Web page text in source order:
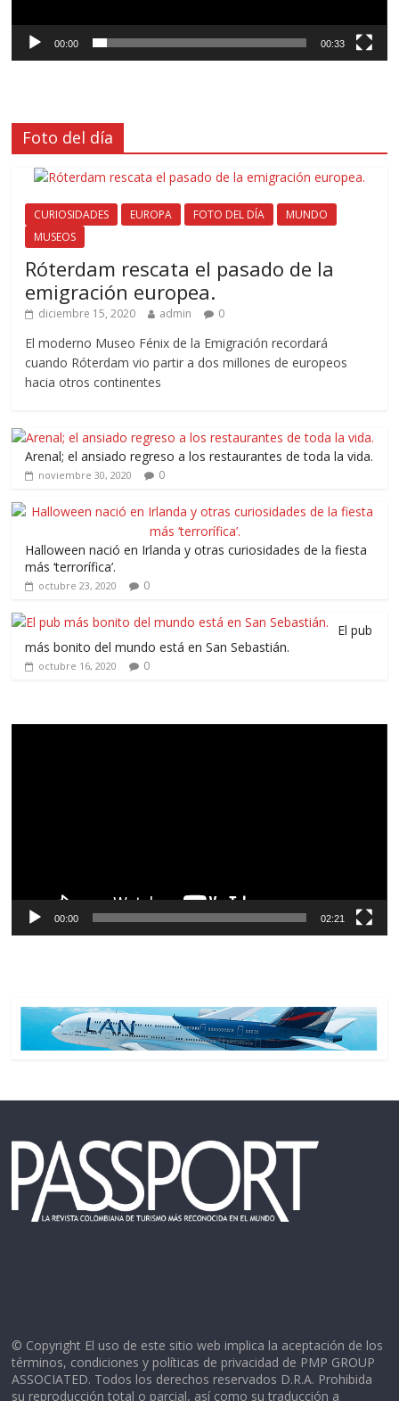
00:00 00:33
Foto del día
CURIOSIDADES EUROPA FOTO DEL DÍA
MUNDO
MUSEOS
Róterdam rescata el pasado de la
emigración europea.
diciembre 15, 2020 admin 0
El moderno Museo Fénix de la Emigración recordará
cuando Róterdam vio partir a dos millones de europeos
hacia otros continentes
Arenal; el ansiado regreso a los restaurantes de toda la vida.
noviembre 30, 2020 0
Halloween nació en Irlanda y otras curiosidades de la fiesta
más ‘terrorífica’.
octubre 23, 2020 0
El pub
más bonito del mundo está en San Sebastián.
octubre 16, 2020 0
00:00 02:21
© Copyright El uso de este sitio web implica la aceptación de los
términos, condiciones y políticas de privacidad de PMP GROUP
ASSOCIATED. Todos los derechos reservados D.R.A. Prohibida
su reproducción total o parcial, así como su traducción a